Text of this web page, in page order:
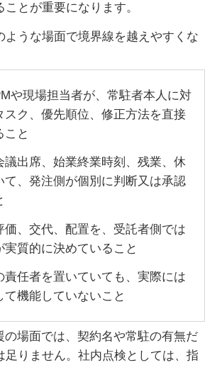
とが重要になります。
ような場面で境界線を越えやすくな
や現場担当者が、常駐者本人に対
スク、優先順位、修正方法を直接
こと
議出席、始業終業時刻、残業、休
て、発注側が個別に判断又は承認
価、交代、配置を、受託者側では
実質的に決めていること
責任者を置いていても、実際には
て機能していないこと
の場面では、契約名や常駐の有無だ
足りません。社内点検としては、指